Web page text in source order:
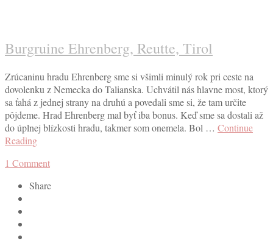
Burgruine Ehrenberg, Reutte, Tirol
Zrúcaninu hradu Ehrenberg sme si všimli minulý rok pri ceste na
dovolenku z Nemecka do Talianska. Uchvátil nás hlavne most, ktorý
sa ťahá z jednej strany na druhú a povedali sme si, že tam určite
pôjdeme. Hrad Ehrenberg mal byť iba bonus. Keď sme sa dostali až
do úplnej blízkosti hradu, takmer som onemela. Bol … Continue
Reading
1 Comment
Share